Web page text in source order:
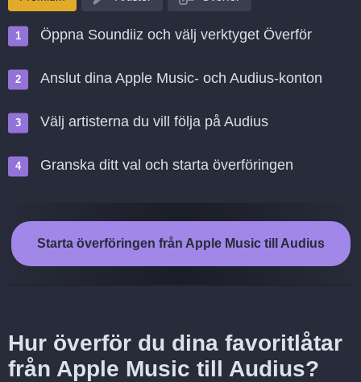
Öppna Soundiiz och välj verktyget Överför
Anslut dina Apple Music- och Audius-konton
Välj artisterna du vill följa på Audius
Granska ditt val och starta överföringen
Starta överföringen från Apple Music till Audius
Hur överför du dina favoritlåtar
från Apple Music till Audius?